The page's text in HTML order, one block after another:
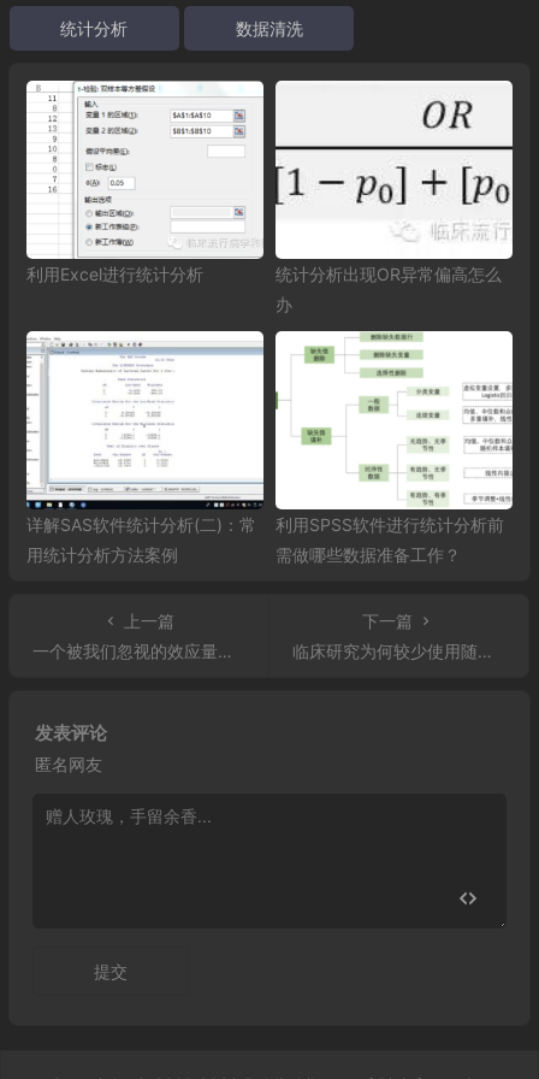
统计分析 数据清洗
利用Excel进行统计分析
统计分析出现OR异常偏高怎么
办
详解SAS软件统计分析(二)：常
用统计分析方法案例
利用SPSS软件进行统计分析前
需做哪些数据准备工作？
上一篇
一个被我们忽视的效应量——率差
下一篇
临床研究为何较少使用随机抽样
发表评论
匿名网友
提交